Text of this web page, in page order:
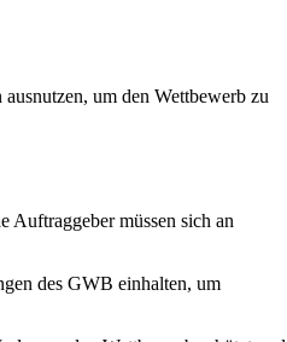
um den Wettbewerb zu
Auftraggeber müssen sich an
des GWB einhalten, um